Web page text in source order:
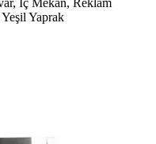
Yaprak